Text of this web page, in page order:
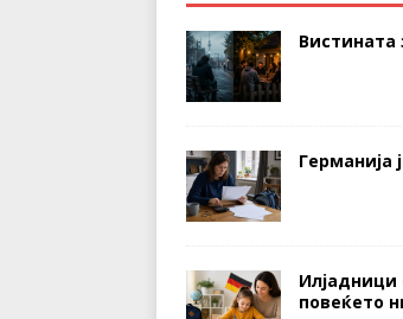
Вистината
Германија
Илјадници
повеќето